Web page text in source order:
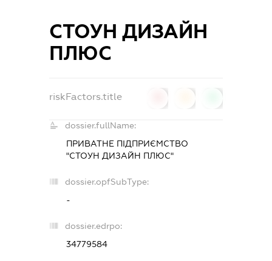
СТОУН ДИЗАЙН
ПЛЮС
riskFactors.title
dossier.fullName:
ПРИВАТНЕ ПІДПРИЄМСТВО
"СТОУН ДИЗАЙН ПЛЮС"
dossier.opfSubType:
-
dossier.edrpo:
34779584